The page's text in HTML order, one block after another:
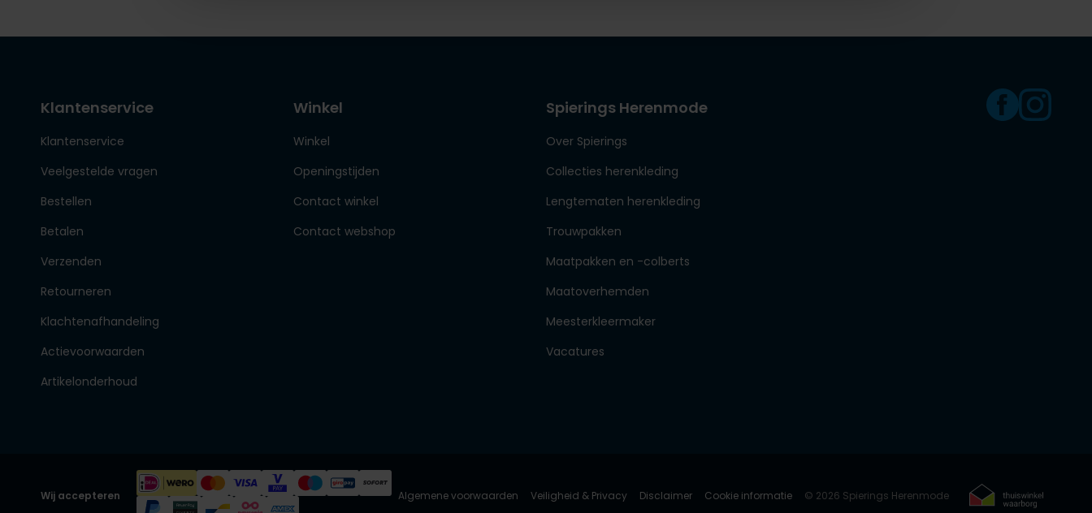
Klantenservice
Klantenservice
Veelgestelde vragen
Bestellen
Betalen
Verzenden
Retourneren
Klachtenafhandeling
Actievoorwaarden
Artikelonderhoud
Winkel
Winkel
Openingstijden
Contact winkel
Contact webshop
Spierings Herenmode
Over Spierings
Collecties herenkleding
Lengtematen herenkleding
Trouwpakken
Maatpakken en -colberts
Maatoverhemden
Meesterkleermaker
Vacatures
Wij accepteren Algemene voorwaarden Veiligheid & Privacy Disclaimer Cookie informatie © 2026 Spierings Herenmode